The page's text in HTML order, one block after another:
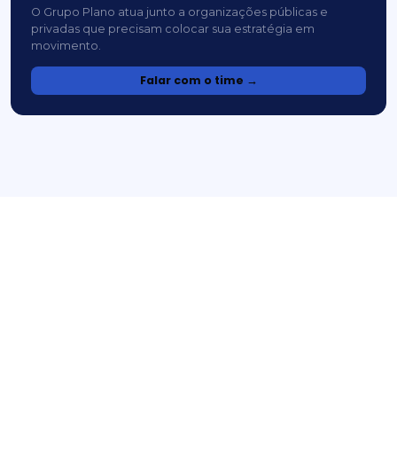
O Grupo Plano atua junto a organizações públicas e
privadas que precisam colocar sua estratégia em
movimento.
Falar com o time →